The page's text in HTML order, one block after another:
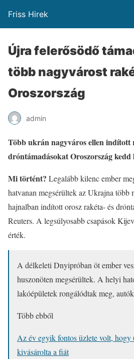
Friss Hirek
Újra felerősödő
több nagyvárost
Oroszország
admin
Több ukrán nagyváros ellen indított
dróntámadásokat Oroszország
Mi történt? Legalább kilenc ember
hatvanan megsérültek az Ukrajna több
hajnalban indított orosz rakéta- és
Reuters. A legsúlyosabb csapások
érték.
A délkeleti Dnyipróban öt ember
huszonöten megsérültek. A helyi
lakóépületek rongálódtak meg,
Több ebből
Az év egyik fontos üzlete volt,
kivásárolta a fiát